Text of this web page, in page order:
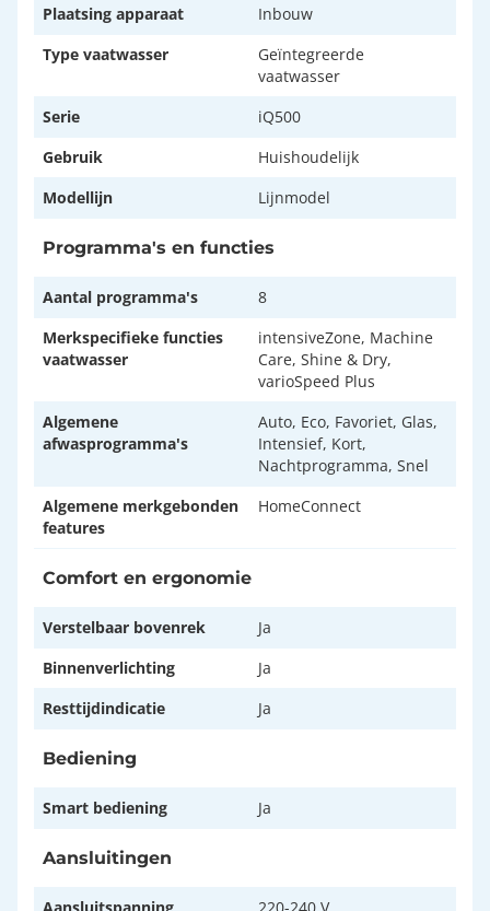
Plaatsing apparaat
Inbouw
Type vaatwasser
Geïntegreerde
vaatwasser
Serie
iQ500
Gebruik
Huishoudelijk
Modellijn
Lijnmodel
Programma's en functies
Aantal programma's
8
Merkspecifieke functies
vaatwasser
intensiveZone, Machine
Care, Shine & Dry,
varioSpeed Plus
Algemene
afwasprogramma's
Auto, Eco, Favoriet, Glas,
Intensief, Kort,
Nachtprogramma, Snel
Algemene merkgebonden
features
HomeConnect
Comfort en ergonomie
Verstelbaar bovenrek
Ja
Binnenverlichting
Ja
Resttijdindicatie
Ja
Bediening
Smart bediening Ja
Aansluitingen
Aansluitspanning
220-240 V